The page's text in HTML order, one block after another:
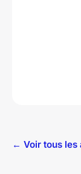
← Voir tous les